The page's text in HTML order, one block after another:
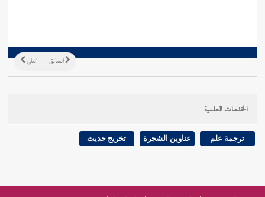
التالي السابق
الخدمات العلمية
ترجمة علم عناوين الشجرة تخريج حديث